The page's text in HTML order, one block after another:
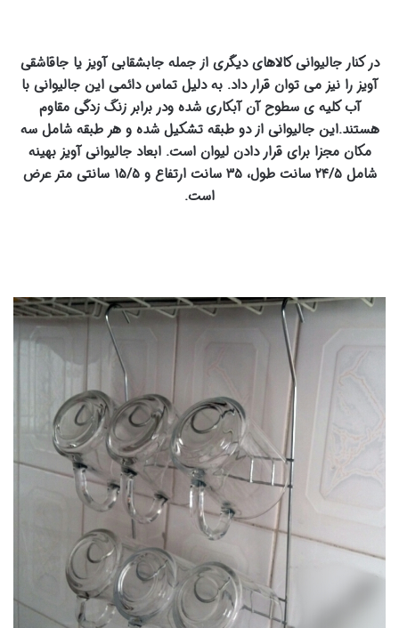
در کنار جالیوانی کالاهای دیگری از جمله جابشقابی آویز یا جاقاشقی
آویز را نیز می توان قرار داد. به دلیل تماس دائمی این جالیوانی با
آب کلیه ی سطوح آن آبکاری شده ودر برابر زنگ زدگی مقاوم
هستند.این جالیوانی از دو طبقه تشکیل شده و هر طبقه شامل سه
مکان مجزا برای قرار دادن لیوان است. ابعاد جالیوانی آویز بهینه
شامل ۲۴/۵ سانت طول، ۳۵ سانت ارتفاع و ۱۵/۵ سانتی متر عرض
است.